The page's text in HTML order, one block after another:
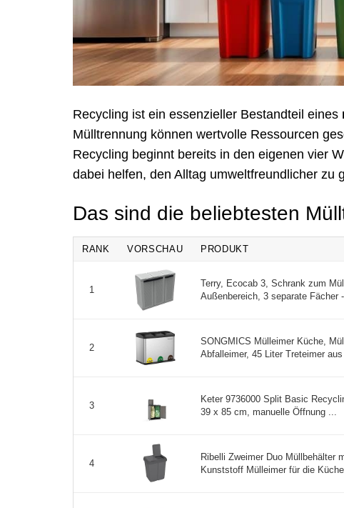
Recycling ist ein essenzieller Bestandteil eines
Mülltrennung können wertvolle Ressourcen
Recycling beginnt bereits in den eigenen vier
dabei helfen, den Alltag umweltfreundlicher zu
Das sind die beliebtesten
RANK VORSCHAU PRODUKT
1
Terry, Ecocab 3, Schrank zum
Außenbereich, 3 separate Fächer
2
SONGMICS Mülleimer Küche,
Abfalleimer, 45 Liter Treteimer
3
Keter 9736000 Split Basic
39 x 85 cm, manuelle Öffnung ...
4
Ribelli Zweimer Duo Müllbehälter
Kunststoff Mülleimer für die